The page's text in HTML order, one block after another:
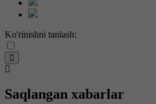
Ko'rinishni tanlash:
Saqlangan xabarlar